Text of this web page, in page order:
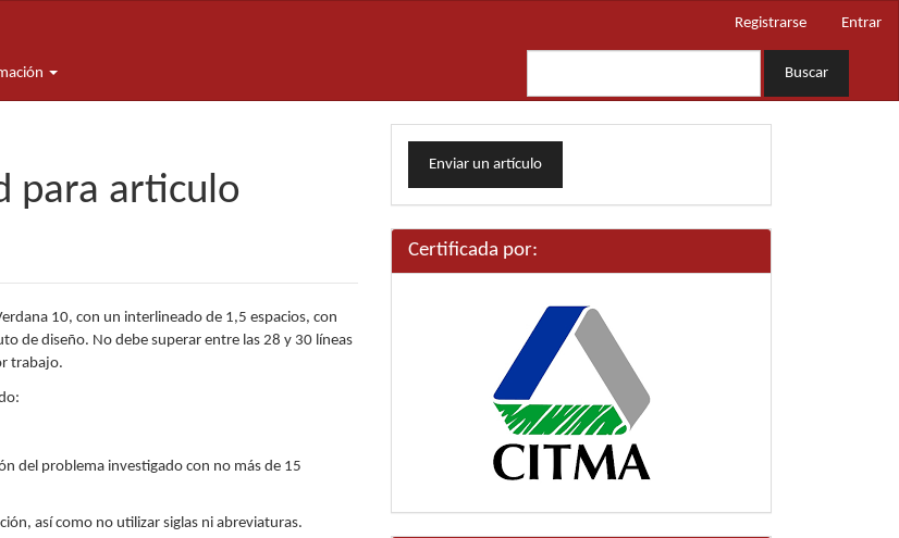
Registrarse Entrar
Buscar
para articulo
10, con un interlineado de 1,5 espacios, con
de diseño. No debe superar entre las 28 y 30 líneas
trabajo.
del problema investigado con no más de 15
así como no utilizar siglas ni abreviaturas.
Enviar
unEnviar un artículo
Certificada por: